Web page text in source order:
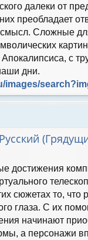
далеки от
преобладает
смысл. Сложные
с
дни.
images/
достижения
сюжетах то,
глаза. С их
начинают
а персонажи